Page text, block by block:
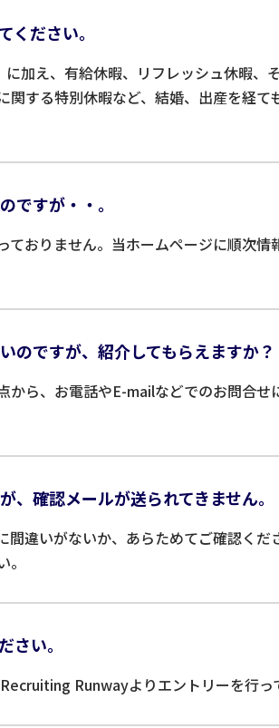
ください。
加え、有給休暇、リフレッシュ休暇
関する特別休暇など、結婚、出産を経
ですが・・。
ておりません。当ホームページに順次
のですが、紹介してもらえますか？
から、お電話やE-mailなどでのお問合せ
、確認メールが送られてきません。
間違いがないか、あらためてご確認く
さい。
Runwayよりエントリーを行っ